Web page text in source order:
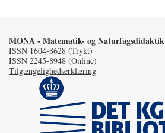
MONA - Matematik- og Naturfagsdidaktik
ISSN 1604-8628 (Trykt)
ISSN 2245-8948 (Online)
Tilgængelighedserklæring